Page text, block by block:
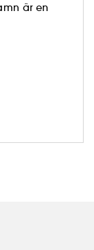
är en